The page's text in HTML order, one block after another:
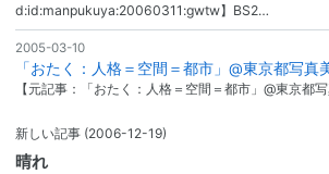
d:id:manpukuya:20060311:gwtw】BS2…
2005-03-10
「おたく：人格＝空間＝都市」@東京都写真
【元記事：「おたく：人格＝空間＝都市」@東京都
新しい記事 (2006-12-19)
晴れ